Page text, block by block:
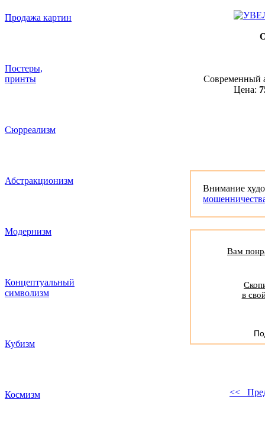
Продажа картин
Постеры,
принты
Сюрреализм
Абстракционизм
Модернизм
Концептуальный
символизм
Кубизм
Космизм
Современный
Цена:
Внимание
Вам
в
<<